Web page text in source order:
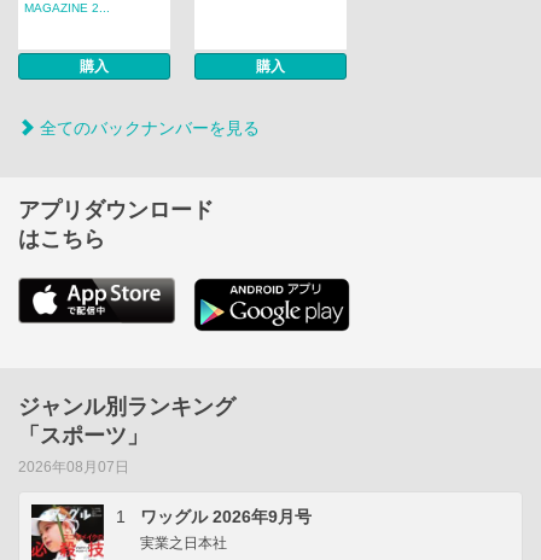
MAGAZINE 2...
購入 購入
全てのバックナンバーを見る
アプリダウンロード
はこちら
ジャンル別ランキング
「スポーツ」
2026年08月07日
1 ワッグル 2026年9月号
実業之日本社